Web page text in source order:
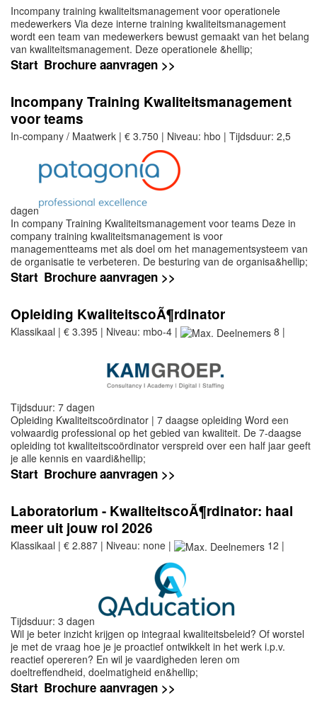
Incompany training kwaliteitsmanagement voor operationele
medewerkers Via deze interne training kwaliteitsmanagement
wordt een team van medewerkers bewust gemaakt van het belang
van kwaliteitsmanagement. Deze operationele &hellip;
Start Brochure aanvragen >>
Incompany Training Kwaliteitsmanagement
voor teams
In-company / Maatwerk | € 3.750 | Niveau: hbo | Tijdsduur: 2,5
dagen
In company Training Kwaliteitsmanagement voor teams Deze in
company training kwaliteitsmanagement is voor
managementteams met als doel om het managementsysteem van
de organisatie te verbeteren. De besturing van de organisa&hellip;
Start Brochure aanvragen >>
Opleiding KwaliteitscoÃ¶rdinator
Klassikaal | € 3.395 | Niveau: mbo-4 | 8 |
Tijdsduur: 7 dagen
Opleiding Kwaliteitscoördinator | 7 daagse opleiding Word een
volwaardig professional op het gebied van kwaliteit. De 7-daagse
opleiding tot kwaliteitscoördinator verspreid over een half jaar geeft
je alle kennis en vaardi&hellip;
Start Brochure aanvragen >>
Laboratorium - KwaliteitscoÃ¶rdinator: haal
meer uit jouw rol 2026
Klassikaal | € 2.887 | Niveau: none | 12 |
Tijdsduur: 3 dagen
Wil je beter inzicht krijgen op integraal kwaliteitsbeleid? Of worstel
je met de vraag hoe je je proactief ontwikkelt in het werk i.p.v.
reactief opereren? En wil je vaardigheden leren om
doeltreffendheid, doelmatigheid en&hellip;
Start Brochure aanvragen >>